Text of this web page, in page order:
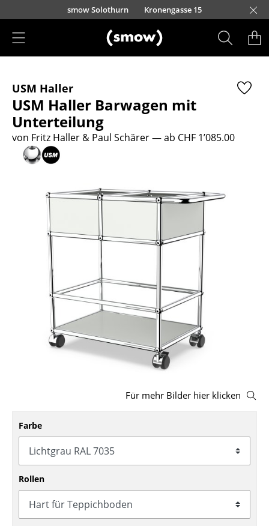
Direkt zum Inhaltsmow Solothurn Kronengasse 15
Sitzmöbel
Esszimmerstühle
Sofas
Sessel
Loungesessel
Stühle
Freischwinger
Barhocker
Hocker
Bänke & Liegen
Sitzsäcke
Gartenstühle
Bürodrehstühle
Konferenzstühle
Bürosessel
Einzelteile
USM Haller
USM Haller Barwagen mit
Unterteilung
von Fritz Haller & Paul Schärer— ab CHF 1’085.00
Für mehr Bilder hier klicken
Farbe
Rollen